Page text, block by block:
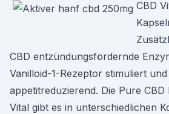
CBD
CBD entzündungsfördernde
Vanilloid-1-Rezeptor stimuliert
appetitreduzierend. Die Pure CBD
Vital gibt es in unterschiedlichen